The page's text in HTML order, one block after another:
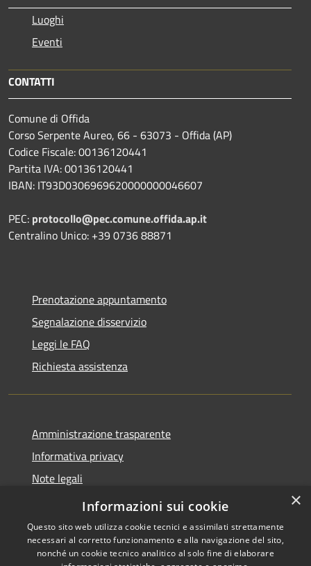
Luoghi
Eventi
CONTATTI
Comune di Offida
Corso Serpente Aureo, 66 - 63073 - Offida (AP)
Codice Fiscale: 00136120441
Partita IVA: 00136120441
IBAN: IT93D0306969620000000046607
PEC: protocollo@pec.comune.offida.ap.it
Centralino Unico: +39 0736 88871
Prenotazione appuntamento
Segnalazione disservizio
Leggi le FAQ
Richiesta assistenza
Amministrazione trasparente
Informativa privacy
Note legali
Dichiarazione di accessibilità
×
Informazioni sui cookie
Questo sito web utilizza cookie tecnici e assimilati strettamente
necessari al corretto funzionamento e alla navigazione del sito,
nonché un cookie tecnico analitico al solo fine di elaborare